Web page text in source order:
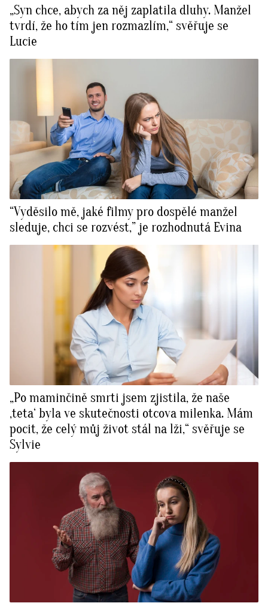
„Syn chce, abych za něj zaplatila dluhy. Manžel
tvrdí, že ho tím jen rozmazlím,“ svěřuje se
Lucie
“Vyděsilo mě, jaké filmy pro dospělé manžel
sleduje, chci se rozvést,” je rozhodnutá Evina
„Po maminčině smrti jsem zjistila, že naše
‚teta‘ byla ve skutečnosti otcova milenka. Mám
pocit, že celý můj život stál na lži,“ svěřuje se
Sylvie